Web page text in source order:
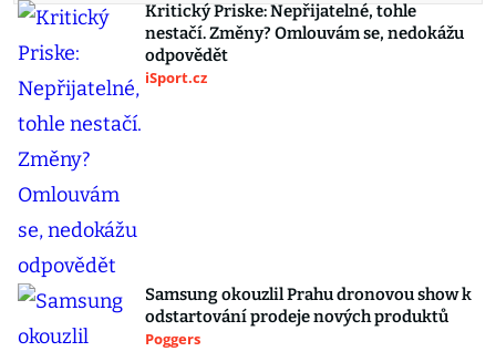
Kritický Priske: Nepřijatelné, tohle
nestačí. Změny? Omlouvám se, nedokážu
odpovědět
iSport.cz
Samsung okouzlil Prahu dronovou show k
odstartování prodeje nových produktů
Poggers